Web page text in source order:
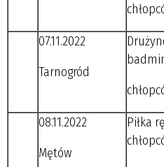
07.11.2022
Tarnogród
08.11.2022
Mętów
Piłka